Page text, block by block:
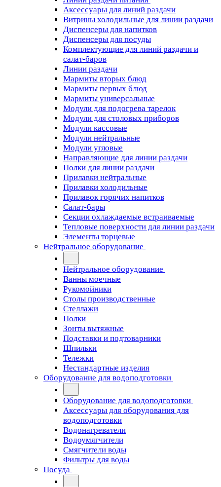
Аксессуары для линий раздачи
Витрины холодильные для линии раздачи
Диспенсеры для напитков
Диспенсеры для посуды
Комплектующие для линий раздачи и
салат-баров
Линии раздачи
Мармиты вторых блюд
Мармиты первых блюд
Мармиты универсальные
Модули для подогрева тарелок
Модули для столовых приборов
Модули кассовые
Модули нейтральные
Модули угловые
Направляющие для линии раздачи
Полки для линии раздачи
Прилавки нейтральные
Прилавки холодильные
Прилавок горячих напитков
Салат-бары
Секции охлаждаемые встраиваемые
Тепловые поверхности для линии раздачи
Элементы торцевые
Нейтральное оборудование
Нейтральное оборудование
Ванны моечные
Рукомойники
Столы производственные
Стеллажи
Полки
Зонты вытяжные
Подставки и подтоварники
Шпильки
Тележки
Нестандартные изделия
Оборудование для водоподготовки
Оборудование для водоподготовки
Аксессуары для оборудования для
водоподготовки
Водонагреватели
Водоумягчители
Смягчители воды
Фильтры для воды
Посуда